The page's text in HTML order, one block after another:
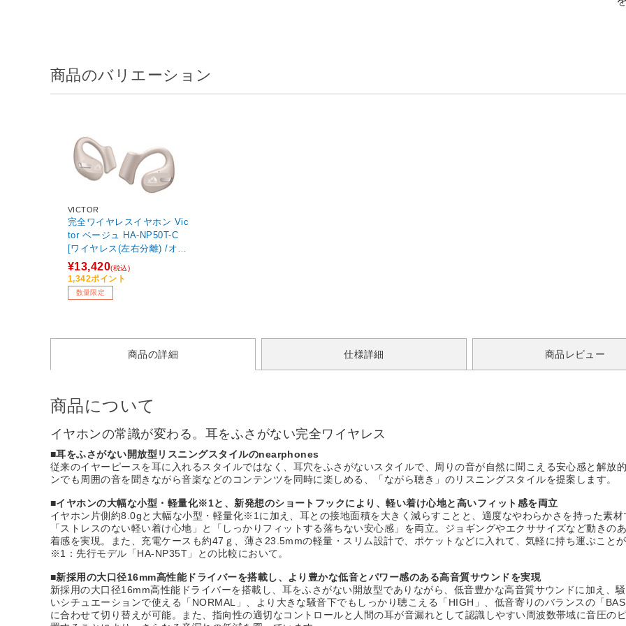
商品のバリエーション
VICTOR
完全ワイヤレスイヤホン Vic
tor ベージュ HA-NP50T-C
[ワイヤレス(左右分離) /オー
プンイヤー型 /Bluetooth対
応] 【sof001】
¥13,420(税込)
1,342ポイント
数量限定
商品の詳細 仕様詳細 商品レビュー
商品について
イヤホンの常識が変わる。耳をふさがない完全ワイヤレス
■耳をふさがない開放型リスニングスタイルのnearphones
従来のイヤーピースを耳に入れるスタイルではなく、耳穴をふさがないスタイルで、周りの音が自然に聞こえる安心感と解放
ンでも周囲の音を聞きながら音楽などのコンテンツを同時に楽しめる、「ながら聴き」のリスニングスタイルを提案します。
■イヤホンの大幅な小型・軽量化※1と、新発想のショートフックにより、軽い着け心地と高いフィット感を両立
イヤホン片側約8.0gと大幅な小型・軽量化※1に加え、耳との接地面積を大きく減らすことと、適度なやわらかさを持った素
「ストレスのない軽い着け心地」と「しっかりフィットする落ちない安心感」を両立。ジョギングやエクササイズなど動き
着感を実現。また、充電ケースも約47ｇ、薄さ23.5mmの軽量・スリム設計で、ポケットなどに入れて、気軽に持ち運ぶことが
※1：先行モデル「HA-NP35T」との比較において。
■新採用の大口径16mm高性能ドライバーを搭載し、より豊かな低音とパワー感のある高音質サウンドを実現
新採用の大口径16mm高性能ドライバーを搭載し、耳をふさがない開放型でありながら、低音豊かな高音質サウンドに加え、
いシチュエーションで使える「NORMAL」、より大きな騒音下でもしっかり聴こえる「HIGH」、低音寄りのバランスの「
に合わせて切り替えが可能。また、指向性の適切なコントロールと人間の耳が音漏れとして認識しやすい周波数帯域に音圧の